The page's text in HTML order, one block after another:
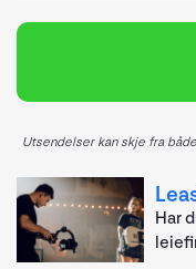
Utsendelser kan skje fra
Har